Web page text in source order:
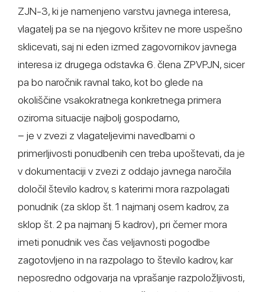
ZJN-3, ki je namenjeno varstvu javnega interesa,
vlagatelj pa se na njegovo kršitev ne more uspešno
sklicevati, saj ni eden izmed zagovornikov javnega
interesa iz drugega odstavka 6. člena ZPVPJN, sicer
pa bo naročnik ravnal tako, kot bo glede na
okoliščine vsakokratnega konkretnega primera
oziroma situacije najbolj gospodarno,
− je v zvezi z vlagateljevimi navedbami o
primerljivosti ponudbenih cen treba upoštevati, da je
v dokumentaciji v zvezi z oddajo javnega naročila
določil število kadrov, s katerimi mora razpolagati
ponudnik (za sklop št. 1 najmanj osem kadrov, za
sklop št. 2 pa najmanj 5 kadrov), pri čemer mora
imeti ponudnik ves čas veljavnosti pogodbe
zagotovljeno in na razpolago to število kadrov, kar
neposredno odgovarja na vprašanje razpoložljivosti,